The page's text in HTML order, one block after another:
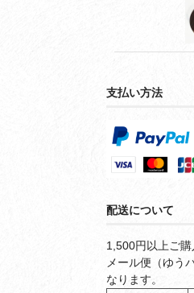
支払い方法
配送について
1,500円以上ご購
メール便（ゆう
なります。